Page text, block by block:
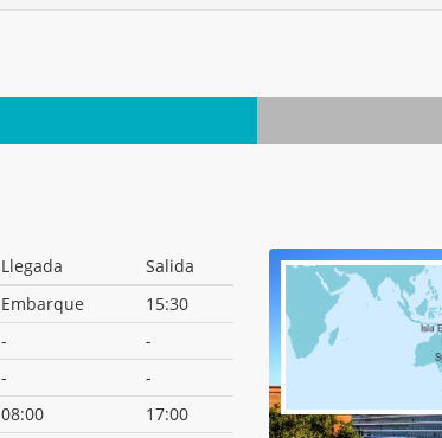
Llegada
Salida
Embarque
15:30
-
-
-
-
08:00
17:00